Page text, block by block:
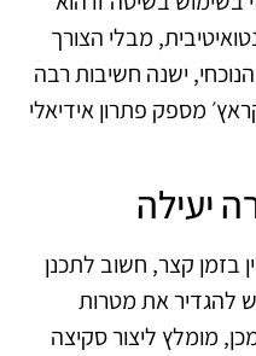
מבלי הצורך
ישנה חשיבות רבה
מספק פתרון אידיאלי
יעילה
בזמן קצר, חשוב לתכנן
להגדיר את מטרות
מומלץ ליצור סקיצה